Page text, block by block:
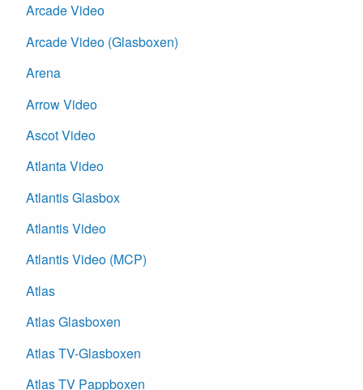
Arcade Video
Arcade Video (Glasboxen)
Arena
Arrow Video
Ascot Video
Atlanta Video
Atlantis Glasbox
Atlantis Video
Atlantis Video (MCP)
Atlas
Atlas Glasboxen
Atlas TV-Glasboxen
Atlas TV Pappboxen